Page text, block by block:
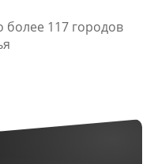
более 117 городов